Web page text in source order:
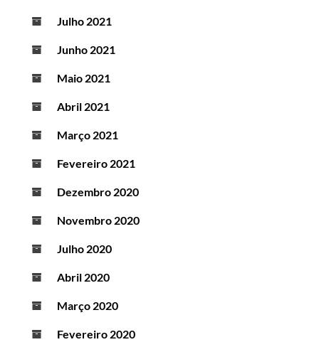
Julho 2021
Junho 2021
Maio 2021
Abril 2021
Março 2021
Fevereiro 2021
Dezembro 2020
Novembro 2020
Julho 2020
Abril 2020
Março 2020
Fevereiro 2020